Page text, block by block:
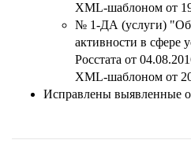
XML-шаблоном от
№ 1-ДА (услуги)
активности в сфере
Росстата от
XML-шаблоном от
Исправлены выявленные